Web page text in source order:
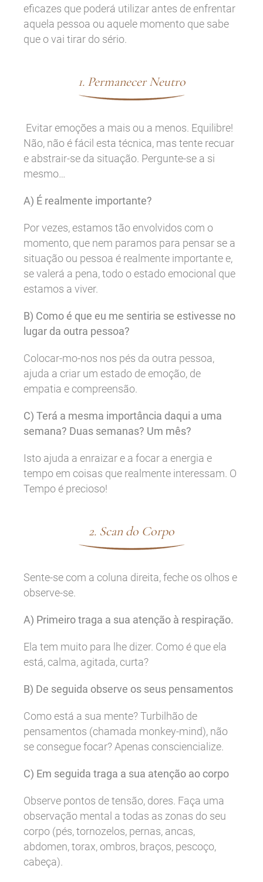
eficazes que poderá utilizar antes de enfrentar
aquela pessoa ou aquele momento que sabe
que o vai tirar do sério.
1. Permanecer Neutro
Evitar emoções a mais ou a menos. Equilibre!
Não, não é fácil esta técnica, mas tente recuar
e abstrair-se da situação. Pergunte-se a si
mesmo…
A) É realmente importante?
Por vezes, estamos tão envolvidos com o
momento, que nem paramos para pensar se a
situação ou pessoa é realmente importante e,
se valerá a pena, todo o estado emocional que
estamos a viver.
B) Como é que eu me sentiria se estivesse no
lugar da outra pessoa?
Colocar-mo-nos nos pés da outra pessoa,
ajuda a criar um estado de emoção, de
empatia e compreensão.
C) Terá a mesma importância daqui a uma
semana? Duas semanas? Um mês?
Isto ajuda a enraizar e a focar a energia e
tempo em coisas que realmente interessam. O
Tempo é precioso!
2. Scan do Corpo
Sente-se com a coluna direita, feche os olhos e
observe-se.
A) Primeiro traga a sua atenção à respiração.
Ela tem muito para lhe dizer. Como é que ela
está, calma, agitada, curta?
B) De seguida observe os seus pensamentos
Como está a sua mente? Turbilhão de
pensamentos (chamada monkey-mind), não
se consegue focar? Apenas consciencialize.
C) Em seguida traga a sua atenção ao corpo
Observe pontos de tensão, dores. Faça uma
observação mental a todas as zonas do seu
corpo (pés, tornozelos, pernas, ancas,
abdomen, torax, ombros, braços, pescoço,
cabeça).